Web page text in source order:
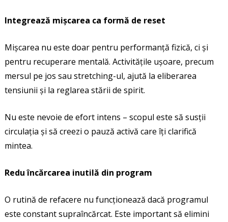
Integrează mișcarea ca formă de reset
Mișcarea nu este doar pentru performanță fizică, ci și
pentru recuperare mentală. Activitățile ușoare, precum
mersul pe jos sau stretching-ul, ajută la eliberarea
tensiunii și la reglarea stării de spirit.
Nu este nevoie de efort intens – scopul este să susții
circulația și să creezi o pauză activă care îți clarifică
mintea.
Redu încărcarea inutilă din program
O rutină de refacere nu funcționează dacă programul
este constant supraîncărcat. Este important să elimini